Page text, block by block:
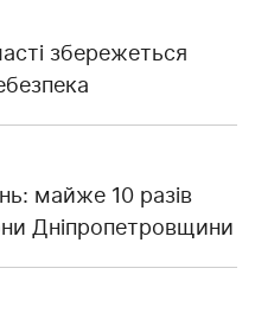
збережеться
майже 10 разів
Дніпропетровщини